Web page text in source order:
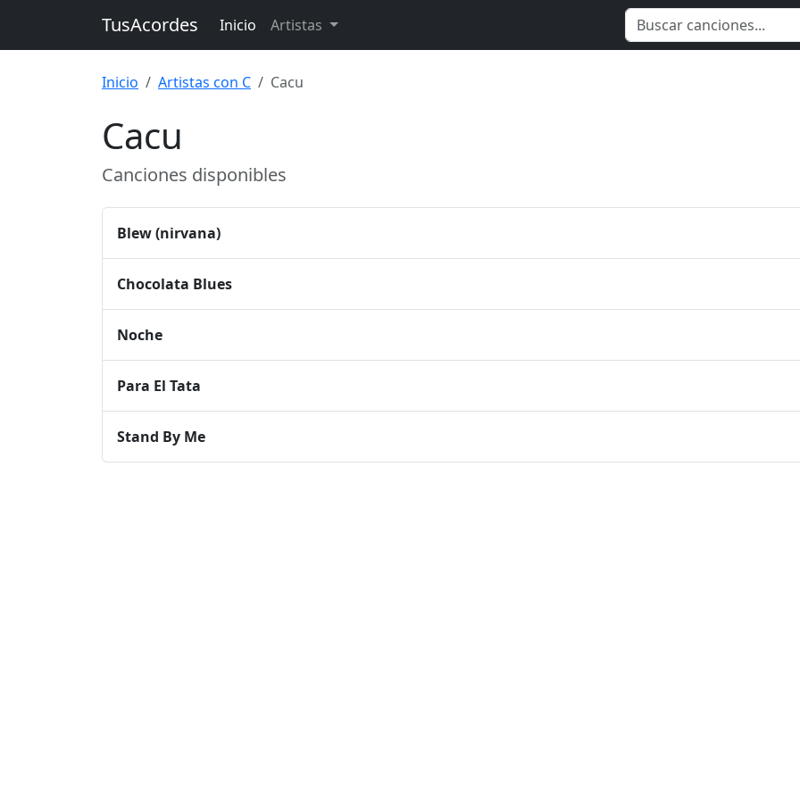
TusAcordes Inicio Artistas
Inicio Artistas con C Cacu
Cacu
Canciones disponibles
Blew (nirvana)
Chocolata Blues
Noche
Para El Tata
Stand By Me